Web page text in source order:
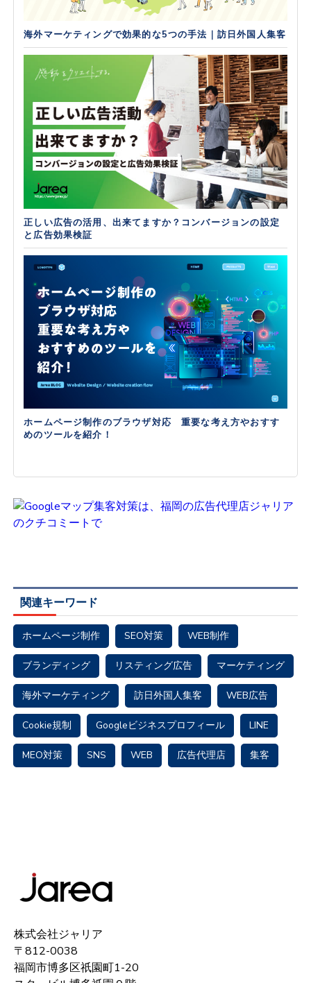
海外マーケティングで効果的な5つの手法｜訪日外国人集客
正しい広告の活用、出来てますか？コンバージョンの設定
と広告効果検証
ホームページ制作のブラウザ対応 重要な考え方やおすす
めのツールを紹介！
関連キーワード
ホームページ制作 SEO対策 WEB制作
ブランディング リスティング広告 マーケティング
海外マーケティング 訪日外国人集客 WEB広告
Cookie規制 Googleビジネスプロフィール LINE
MEO対策 SNS WEB 広告代理店 集客
株式会社ジャリア
〒812-0038
福岡市博多区祇園町1-20